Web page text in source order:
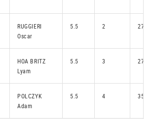
RUGGIERI
Oscar
5.5 2
HOA BRITZ
Lyam
5.5 3
POLCZYK
Adam
5.5 4